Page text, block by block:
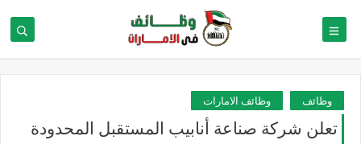
وظائف وظائف الامارات
تعلن شركة صناعة أنابيب المستقبل المحدودة